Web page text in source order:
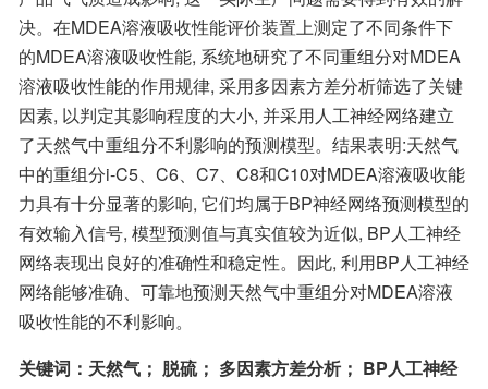
决。在MDEA溶液吸收性能评价装置上测定了不同条件下
的MDEA溶液吸收性能, 系统地研究了不同重组分对MDEA
溶液吸收性能的作用规律, 采用多因素方差分析筛选了关键
因素, 以判定其影响程度的大小, 并采用人工神经网络建立
了天然气中重组分不利影响的预测模型。结果表明:天然气
中的重组分i-C5、C6、C7、C8和C10对MDEA溶液吸收能
力具有十分显著的影响, 它们均属于BP神经网络预测模型的
有效输入信号, 模型预测值与真实值较为近似, BP人工神经
网络表现出良好的准确性和稳定性。因此, 利用BP人工神经
网络能够准确、可靠地预测天然气中重组分对MDEA溶液
吸收性能的不利影响。
关键词：天然气； 脱硫； 多因素方差分析； BP人工神经